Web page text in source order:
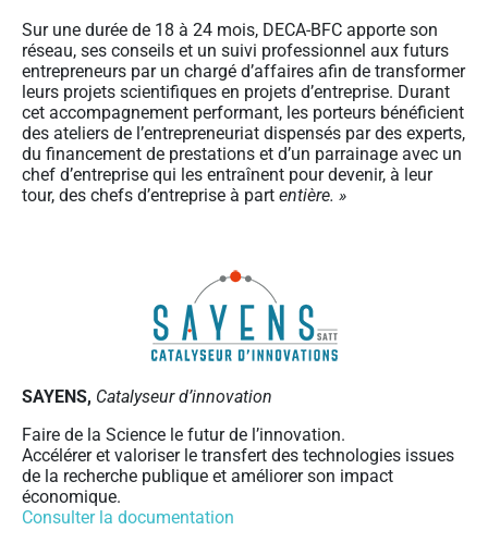
Sur une durée de 18 à 24 mois, DECA-BFC apporte son
réseau, ses conseils et un suivi professionnel aux futurs
entrepreneurs par un chargé d’affaires afin de transformer
leurs projets scientifiques en projets d’entreprise. Durant
cet accompagnement performant, les porteurs bénéficient
des ateliers de l’entrepreneuriat dispensés par des experts,
du financement de prestations et d’un parrainage avec un
chef d’entreprise qui les entraînent pour devenir, à leur
tour, des chefs d’entreprise à part entière. »
SAYENS, Catalyseur d’innovation
Faire de la Science le futur de l’innovation.
Accélérer et valoriser le transfert des technologies issues
de la recherche publique et améliorer son impact
économique.
Consulter la documentation